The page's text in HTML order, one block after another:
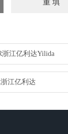
浙江亿利达Yilida
江亿利达